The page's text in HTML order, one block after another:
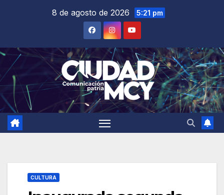
8 de agosto de 2026 5:21 pm
CULTURA